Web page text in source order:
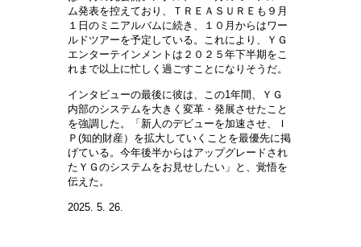
ム発表を控えており、ＴＲＥＡＳＵＲＥも９月
１日のミニアルバムに続き、１０月からはワー
ルドツアーを予定している。これにより、ＹＧ
エンターテインメントは２０２５年下半期をこ
れまで以上に忙しく過ごすことになりそうだ。
インタビューの最後に彼は、この1年間、ＹＧ
内部のシステムを大きく変革・発展させたこと
を強調した。「新人のデビューを加速させ、Ｉ
Ｐ(知的財産）を拡大していくことを最優先に掲
げている。今年後半からはアップグレードされ
たＹＧのシステムをお見せしたい」と、覚悟を
伝えた。
2025. 5. 26.